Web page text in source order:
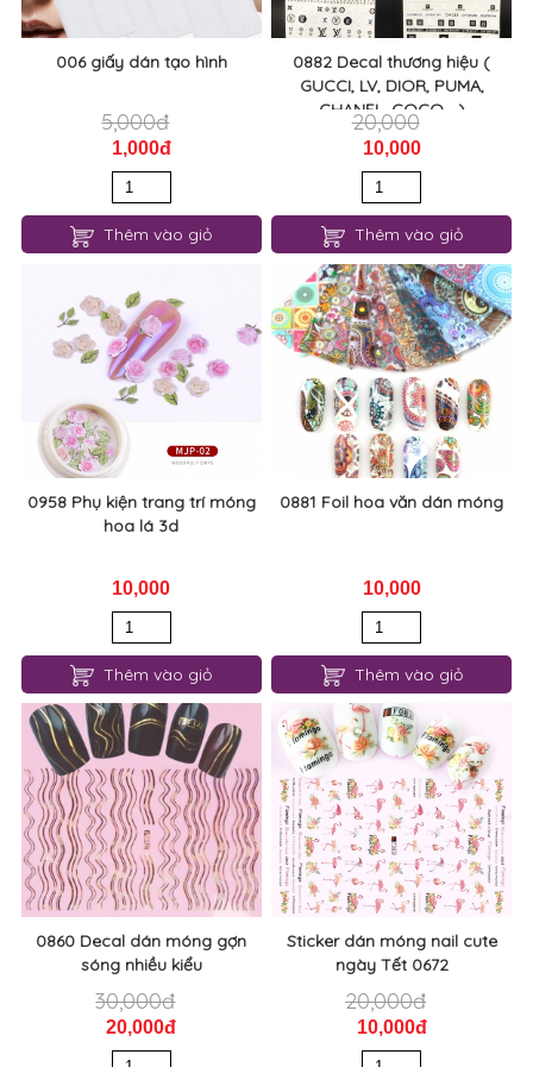
006 giấy dán tạo hình
5,000đ
1,000đ
Thêm vào giỏ
0882 Decal thương hiệu (
GUCCI, LV, DIOR, PUMA,
CHANEL, COCO,...)
20,000
10,000
Thêm vào giỏ
0958 Phụ kiện trang trí móng
hoa lá 3d
10,000
Thêm vào giỏ
0881 Foil hoa văn dán móng
10,000
Thêm vào giỏ
0860 Decal dán móng gợn
sóng nhiều kiểu
30,000đ
20,000đ
Sticker dán móng nail cute
ngày Tết 0672
20,000đ
10,000đ